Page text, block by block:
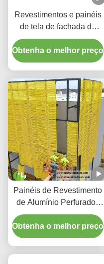
Revestimentos e painéis
de tela de fachada de
alumínio perfurado com
gradiente personalizado
Obtenha o melhor preço
Painéis de Revestimento
de Alumínio Perfurados
CNC Personalizados
com Liga 3003 H14/H24
e Revestimento PVDF
Obtenha o melhor preço